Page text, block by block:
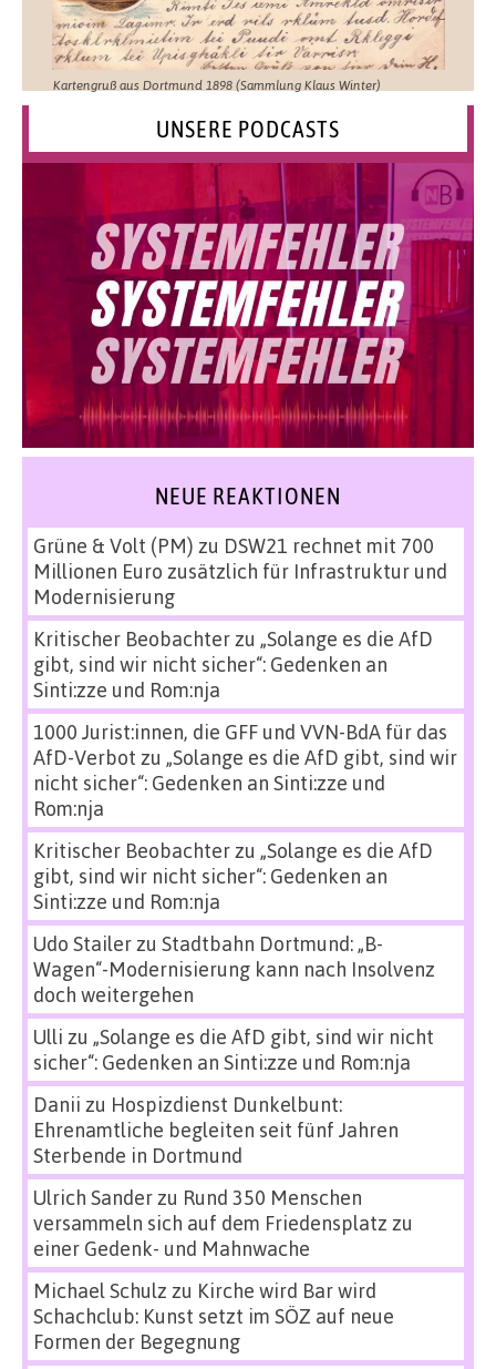
Kartengruß aus Dortmund 1898 (Sammlung Klaus Winter)
UNSERE PODCASTS
NEUE REAKTIONEN
Grüne & Volt (PM) zu DSW21 rechnet mit 700
Millionen Euro zusätzlich für Infrastruktur und
Modernisierung
Kritischer Beobachterzu „Solange es die AfD
gibt, sind wir nicht sicher“: Gedenken an
Sinti:zze und Rom:nja
1000 Jurist:innen, die GFF und VVN-BdA für das
AfD-Verbot zu „Solange es die AfD gibt, sind wir
nicht sicher“: Gedenken an Sinti:zze und
Rom:nja
Kritischer Beobachterzu „Solange es die AfD
gibt, sind wir nicht sicher“: Gedenken an
Sinti:zze und Rom:nja
Udo Stailerzu Stadtbahn Dortmund: „B-
Wagen“-Modernisierung kann nach Insolvenz
doch weitergehen
Ulli zu „Solange es die AfD gibt, sind wir nicht
sicher“: Gedenken an Sinti:zze und Rom:nja
Danii zu Hospizdienst Dunkelbunt:
Ehrenamtliche begleiten seit fünf Jahren
Sterbende in Dortmund
Ulrich Sanderzu Rund 350 Menschen
versammeln sich auf dem Friedensplatz zu
einer Gedenk- und Mahnwache
Michael Schulz zu Kirche wird Bar wird
Schachclub: Kunst setzt im SÖZ auf neue
Formen der Begegnung